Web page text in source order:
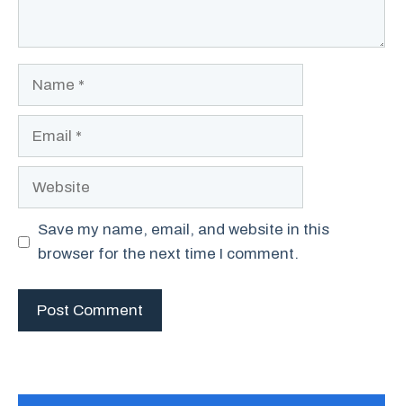
Website
Save my name, email, and website in this
browser for the next time I comment.